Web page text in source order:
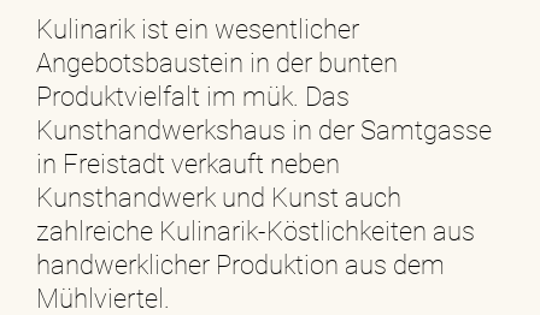
Kulinarik ist ein wesentlicher
Angebotsbaustein in der bunten
Produktvielfalt im mük. Das
Kunsthandwerkshaus in der Samtgasse
in Freistadt verkauft neben
Kunsthandwerk und Kunst auch
zahlreiche Kulinarik-Köstlichkeiten aus
handwerklicher Produktion aus dem
Mühlviertel.